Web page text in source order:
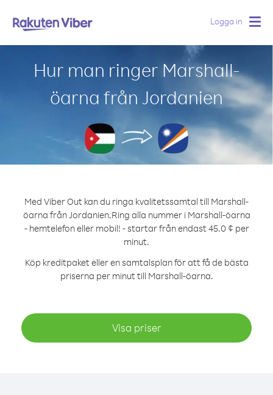
Logga in
Hur man ringer Marshall-
öarna från Jordanien
Med Viber Out kan du ringa kvalitetssamtal till Marshall-
öarna från Jordanien.Ring alla nummer i Marshall-öarna
- hemtelefon eller mobil! - startar från endast 45.0 ¢ per
minut.
Köp kreditpaket eller en samtalsplan för att få de bästa
priserna per minut till Marshall-öarna.
Visa priser